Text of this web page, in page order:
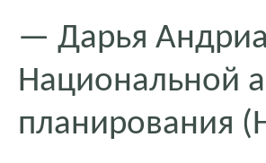
— Дарья
Национальной
планирования